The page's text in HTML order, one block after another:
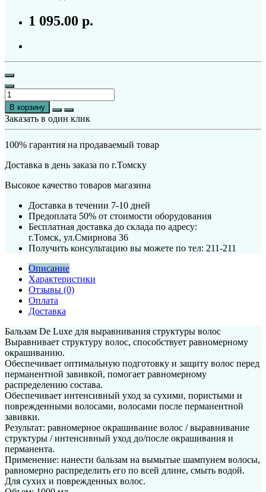
1 095.00 р.
В корзину
Заказать в один клик
100% гарантия на продаваемый товар
Доставка в день заказа по г.Томску
Высокое качество товаров магазина
Доставка в течении 7-10 дней
Предоплата 50% от стоимости оборудования
Бесплатная доставка до склада по адресу:
г.Томск, ул.Смирнова 36
Получить консультацию вы можете по тел: 211-211
Описание
Характеристики
Отзывы (0)
Оплата
Доставка
Бальзам De Luxe для выравнивания структуры волоc
Выравнивает структуру волос, способствует равномерному
окрашиванию.
Обеспечивает оптимальную подготовку и защиту волос перед
перманентной завивкой, помогает равномерному
распределению состава.
Обеспечивает интенсивный уход за сухими, пористыми и
поврежденными волосами, волосами после перманентной
завивки.
Результат: равномерное окрашивание волос / выравнивание
структуры / интенсивный уход до/после окрашивания и
перманента.
Применение: нанести бальзам на вымытые шампунем волосы,
равномерно распределить его по всей длине, смыть водой.
Для сухих и поврежденных волос.